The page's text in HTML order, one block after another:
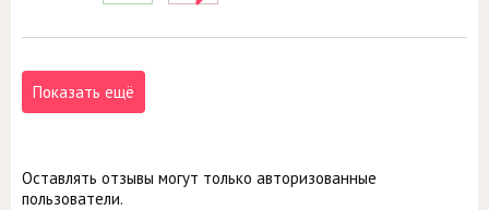
Показать ещё
Оставлять отзывы могут только авторизованные
пользователи.